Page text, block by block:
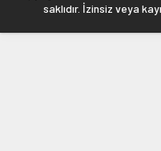
saklıdır. İzinsiz veya